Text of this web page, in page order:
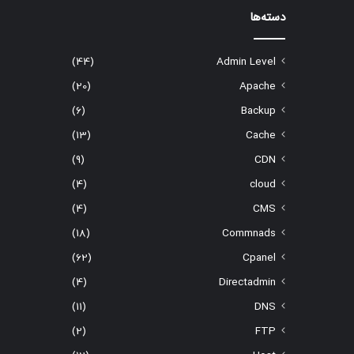
دسته‌ها
Admin Level
(44)
Apache
(20)
Backup
(6)
Cache
(13)
CDN
(9)
cloud
(4)
CMS
(4)
Commnads
(18)
Cpanel
(62)
Directadmin
(4)
DNS
(11)
FTP
(2)